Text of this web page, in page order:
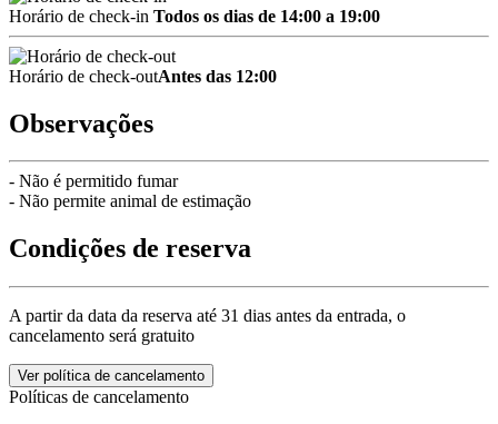
Horário de check-in Todos os dias de 14:00 a 19:00
Horário de check-outAntes das 12:00
Observações
- Não é permitido fumar
- Não permite animal de estimação
Condições de reserva
A partir da data da reserva até 31 dias antes da entrada, o
cancelamento será gratuito
Ver política de cancelamento
Políticas de cancelamento